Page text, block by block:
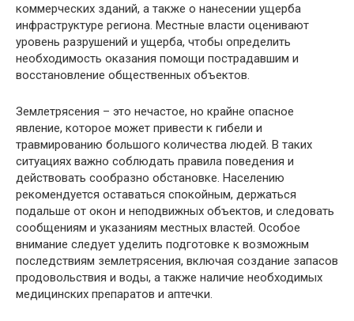
коммерческих зданий, а также о нанесении ущерба
инфраструктуре региона. Местные власти оценивают
уровень разрушений и ущерба, чтобы определить
необходимость оказания помощи пострадавшим и
восстановление общественных объектов.
Землетрясения – это нечастое, но крайне опасное
явление, которое может привести к гибели и
травмированию большого количества людей. В таких
ситуациях важно соблюдать правила поведения и
действовать сообразно обстановке. Населению
рекомендуется оставаться спокойным, держаться
подальше от окон и неподвижных объектов, и следовать
сообщениям и указаниям местных властей. Особое
внимание следует уделить подготовке к возможным
последствиям землетрясения, включая создание запасов
продовольствия и воды, а также наличие необходимых
медицинских препаратов и аптечки.